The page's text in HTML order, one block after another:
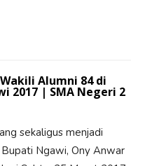
Alumni 84 di
2017 | SMA Negeri 2
sekaligus menjadi
Ngawi, Ony Anwar